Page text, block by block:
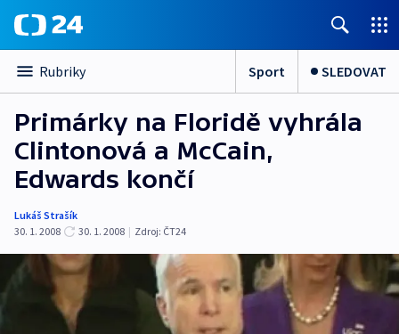
Rubriky Sport SLEDOVAT
Primárky na Floridě vyhrála
Clintonová a McCain,
Edwards končí
Lukáš Strašík
30. 1. 2008
30. 1. 2008 | Zdroj: ČT24